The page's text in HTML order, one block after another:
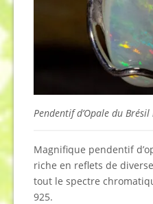
Pendentif d’Opale du
Magnifique pendentif
riche en reflets de
tout le spectre
925.